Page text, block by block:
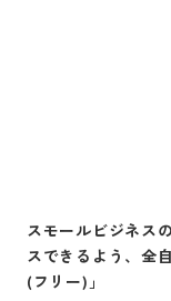
スモールビジネス
スできるよう、全
(フリー)」